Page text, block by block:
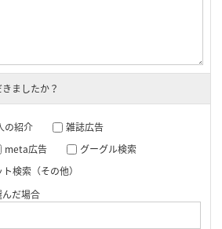
ましたか？
の紹介
雑誌広告
meta広告
グーグル検索
ト検索（その他）
だ場合